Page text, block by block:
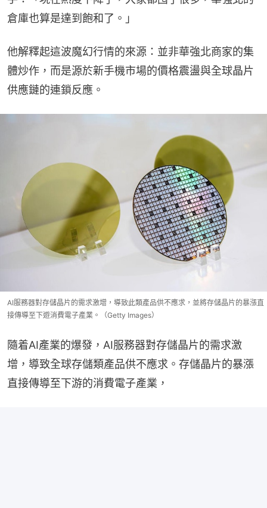
倉庫也算是達到飽和了。」
他解釋起這波魔幻行情的來源：並非華強北商家的集
體炒作，而是源於新手機市場的價格震盪與全球晶片
供應鏈的連鎖反應。
AI服務器對存儲晶片的需求激增，導致此類產品供不應求，並將存儲晶片的暴漲直
接傳導至下遊消費電子產業。（Getty Images）
隨着AI產業的爆發，AI服務器對存儲晶片的需求激
增，導致全球存儲類產品供不應求。存儲晶片的暴漲
直接傳導至下游的消費電子產業，